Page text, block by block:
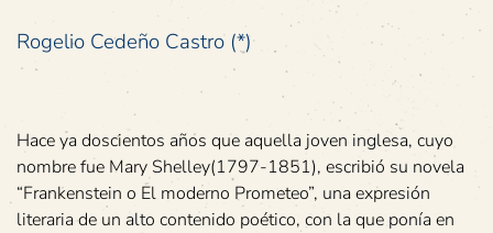
Rogelio Cedeño Castro (*)
Hace ya doscientos años que aquella joven inglesa, cuyo
nombre fue Mary Shelley(1797-1851), escribió su novela
“Frankenstein o El moderno Prometeo”, una expresión
literaria de un alto contenido poético, con la que ponía en